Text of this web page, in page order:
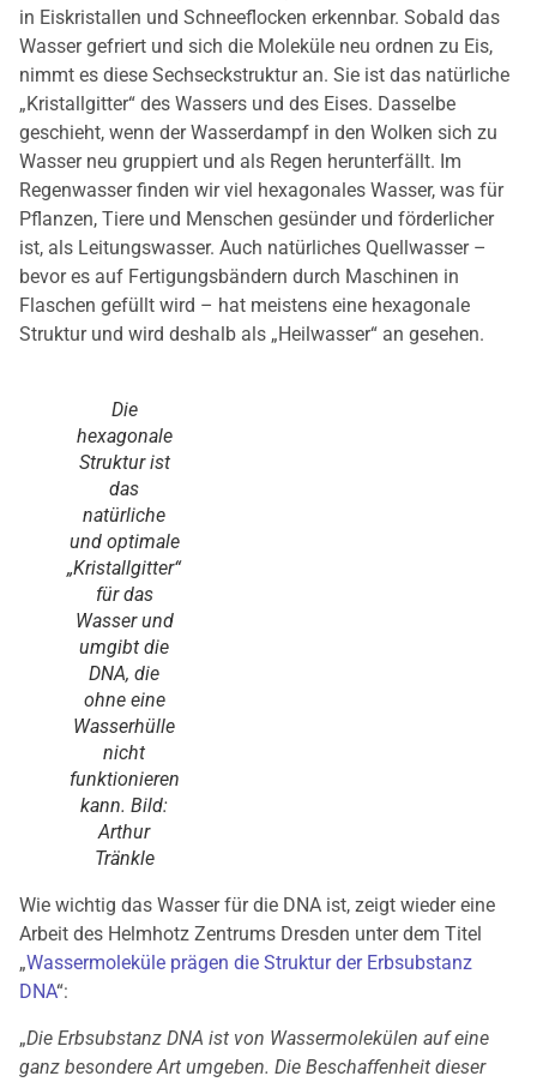
in Eiskristallen und Schneeflocken erkennbar. Sobald das
Wasser gefriert und sich die Moleküle neu ordnen zu Eis,
nimmt es diese Sechseckstruktur an. Sie ist das natürliche
„Kristallgitter“ des Wassers und des Eises. Dasselbe
geschieht, wenn der Wasserdampf in den Wolken sich zu
Wasser neu gruppiert und als Regen herunterfällt. Im
Regenwasser finden wir viel hexagonales Wasser, was für
Pflanzen, Tiere und Menschen gesünder und förderlicher
ist, als Leitungswasser. Auch natürliches Quellwasser –
bevor es auf Fertigungsbändern durch Maschinen in
Flaschen gefüllt wird – hat meistens eine hexagonale
Struktur und wird deshalb als „Heilwasser“ an gesehen.
Die
hexagonale
Struktur ist
das
natürliche
und optimale
„Kristallgitter“
für das
Wasser und
umgibt die
DNA, die
ohne eine
Wasserhülle
nicht
funktionieren
kann. Bild:
Arthur
Tränkle
Wie wichtig das Wasser für die DNA ist, zeigt wieder eine
Arbeit des Helmhotz Zentrums Dresden unter dem Titel
„Wassermoleküle prägen die Struktur der Erbsubstanz
DNA“:
„Die Erbsubstanz DNA ist von Wassermolekülen auf eine
ganz besondere Art umgeben. Die Beschaffenheit dieser